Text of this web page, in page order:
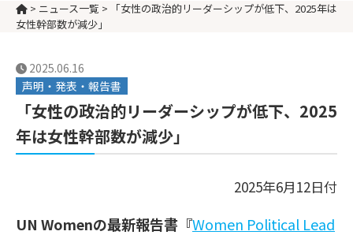
> ニュース一覧 >
「女性の政治的リーダーシップが低下、2025年は
女性幹部数が減少」
2025.06.16
声明・発表・報告書
「女性の政治的リーダーシップが低下、2025
年は女性幹部数が減少」
2025年6月12日付
UN Womenの最新報告書『Women Political Lead